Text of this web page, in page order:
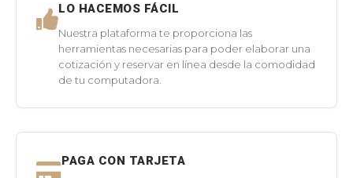
LO HACEMOS FÁCIL
Nuestra plataforma te proporciona las
herramientas necesarias para poder elaborar una
cotización y reservar en línea desde la comodidad
de tu computadora.
PAGA CON TARJETA